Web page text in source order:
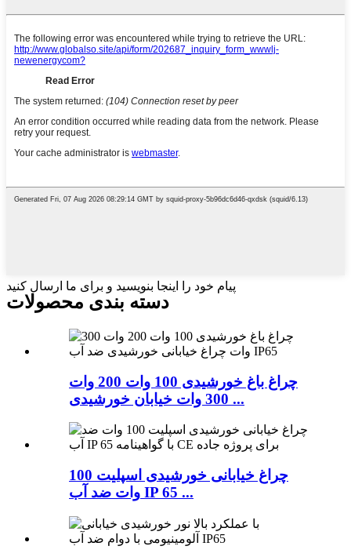
پیام خود را اینجا بنویسید و برای ما ارسال کنید
دسته بندی محصولات
چراغ باغ خورشیدی 100 وات 200 وات
300 وات خیابان خورشیدی ...
چراغ خیابانی خورشیدی اسپلیت 100
وات ضد آب IP 65 ...